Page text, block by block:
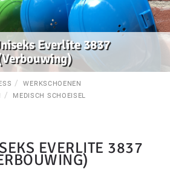
Everlite 3837
WERKSCHOENEN
MEDISCH SCHOEISEL
EVERLITE 3837